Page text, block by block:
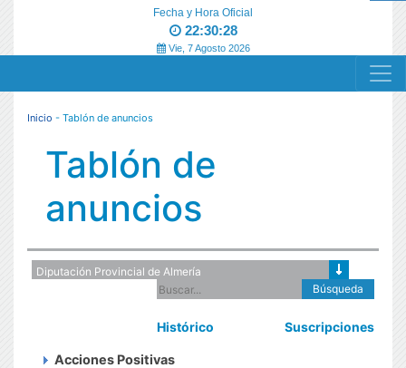
Fecha y Hora Oficial
22:30:28
Vie, 7 Agosto 2026
MENÚ RESPONSIVE
Inicio - Tablón de anuncios
Tablón de
anuncios
Búsqueda
Histórico Suscripciones
Acciones Positivas